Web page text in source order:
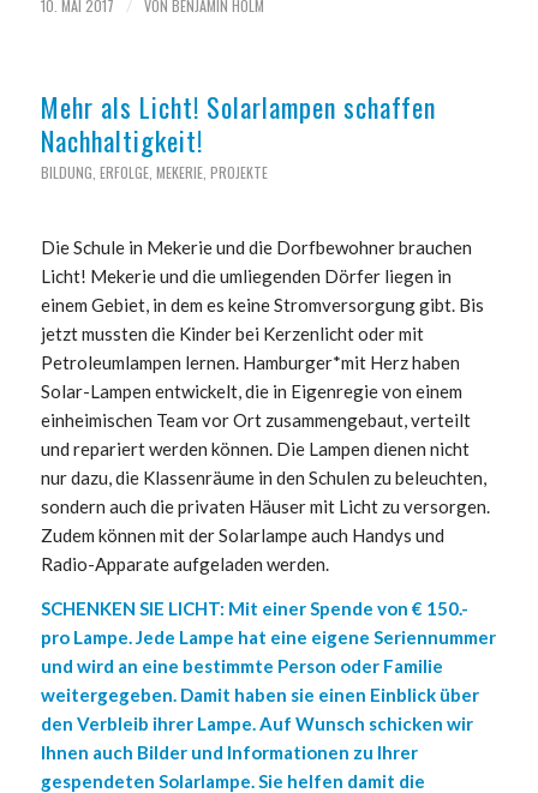
10. MAI 2017 / VON BENJAMIN HOLM
Mehr als Licht! Solarlampen schaffen
Nachhaltigkeit!
BILDUNG ERFOLGE, MEKERIE, PROJEKTE
Die Schule in Mekerie und die Dorfbewohner brauchen
Licht! Mekerie und die umliegenden Dörfer liegen in
einem Gebiet, in dem es keine Stromversorgung gibt. Bis
jetzt mussten die Kinder bei Kerzenlicht oder mit
Petroleumlampen lernen. Hamburger*mit Herz haben
Solar-Lampen entwickelt, die in Eigenregie von einem
einheimischen Team vor Ort zusammengebaut, verteilt
und repariert werden können. Die Lampen dienen nicht
nur dazu, die Klassenräume in den Schulen zu beleuchten,
sondern auch die privaten Häuser mit Licht zu versorgen.
Zudem können mit der Solarlampe auch Handys und
Radio-Apparate aufgeladen werden.
SCHENKEN SIE LICHT: Mit einer Spende von € 150.-
pro Lampe. Jede Lampe hat eine eigene Seriennummer
und wird an eine bestimmte Person oder Familie
weitergegeben. Damit haben sie einen Einblick über
den Verbleib ihrer Lampe. Auf Wunsch schicken wir
Ihnen auch Bilder und Informationen zu Ihrer
gespendeten Solarlampe. Sie helfen damit die